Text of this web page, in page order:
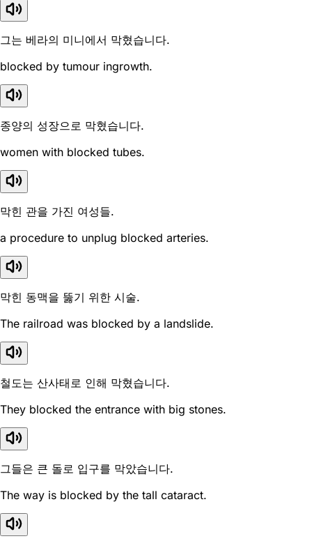
그는 베라의 미니에서 막혔습니다.
blocked by tumour ingrowth.
종양의 성장으로 막혔습니다.
women with blocked tubes.
막힌 관을 가진 여성들.
a procedure to unplug blocked arteries.
막힌 동맥을 뚫기 위한 시술.
The railroad was blocked by a landslide.
철도는 산사태로 인해 막혔습니다.
They blocked the entrance with big stones.
그들은 큰 돌로 입구를 막았습니다.
The way is blocked by the tall cataract.